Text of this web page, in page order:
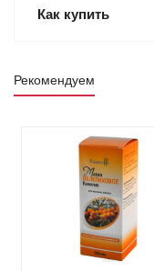
Как купить
Рекомендуем